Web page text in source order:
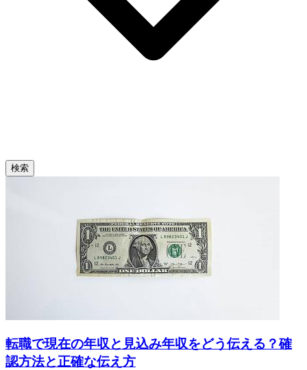
転職で現在の年収と見込み年収をどう伝える？確
認方法と正確な伝え方